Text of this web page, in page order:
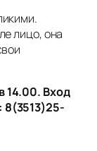
лицо, она
14.00. Вход
8(3513)25-